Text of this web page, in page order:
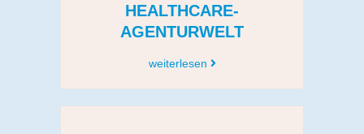
HEALTHCARE-
AGENTURWELT
weiterlesen